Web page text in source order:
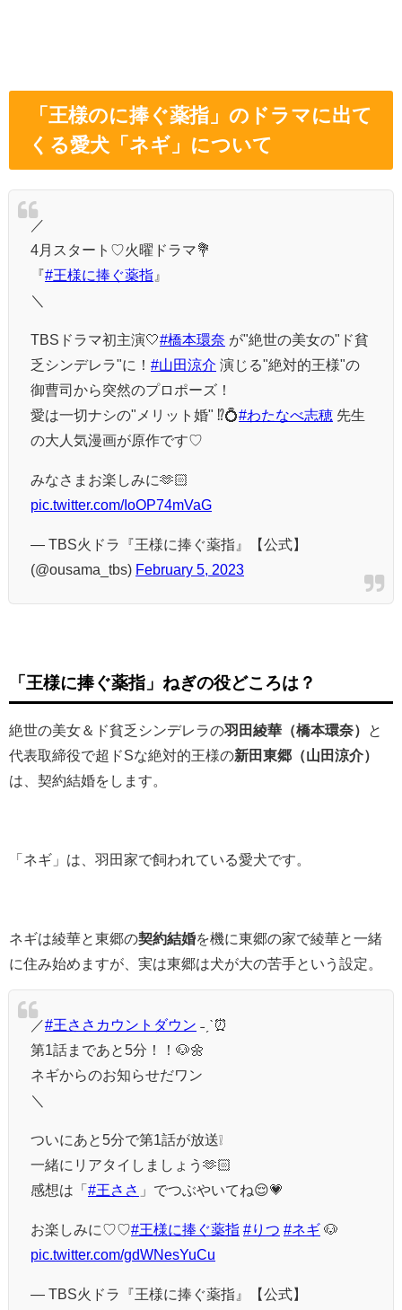
「王様のに捧ぐ薬指」のドラマに出て
くる愛犬「ネギ」について
／
4月スタート♡火曜ドラマ💐
『#王様に捧ぐ薬指 』
＼
TBSドラマ初主演🤍#橋本環奈 が"絶世の美女の"ド貧
乏シンデレラ"に！ #山田涼介 演じる"絶対的王様"の
御曹司から突然のプロポーズ！
愛は一切ナシの"メリット婚" ⁉︎💍#わたなべ志穂 先生
の大人気漫画が原作です♡
みなさまお楽しみに🫶🏻
pic.twitter.com/IoOP74mVaG
— TBS火ドラ『王様に捧ぐ薬指』【公式】
(@ousama_tbs) February 5, 2023
「王様に捧ぐ薬指」 ねぎの役どころは？
絶世の美女＆ド貧乏シンデレラの羽田綾華（橋本環奈）
と
代表取締役で超ドSな絶対的王様の新田東郷（山田涼介）
は、契約結婚をします。
「ネギ」は、羽田家で飼われている愛犬です。
ネギは綾華と東郷の契約結婚を機に東郷の家で綾華と一緒
に住み始めますが、実は東郷は犬が大の苦手という設定。
／#王ささカウントダウン ˗ˏˋ⏰
第1話まであと5分！！🐶🌼
ネギからのお知らせだワン
＼
ついにあと5分で第1話が放送❕
一緒にリアタイしましょう🫶🏻
感想は「 #王ささ 」でつぶやいてね😌💗
お楽しみに♡♡#王様に捧ぐ薬指 #りつ #ネギ 🐶
pic.twitter.com/gdWNesYuCu
— TBS火ドラ『王様に捧ぐ薬指』【公式】